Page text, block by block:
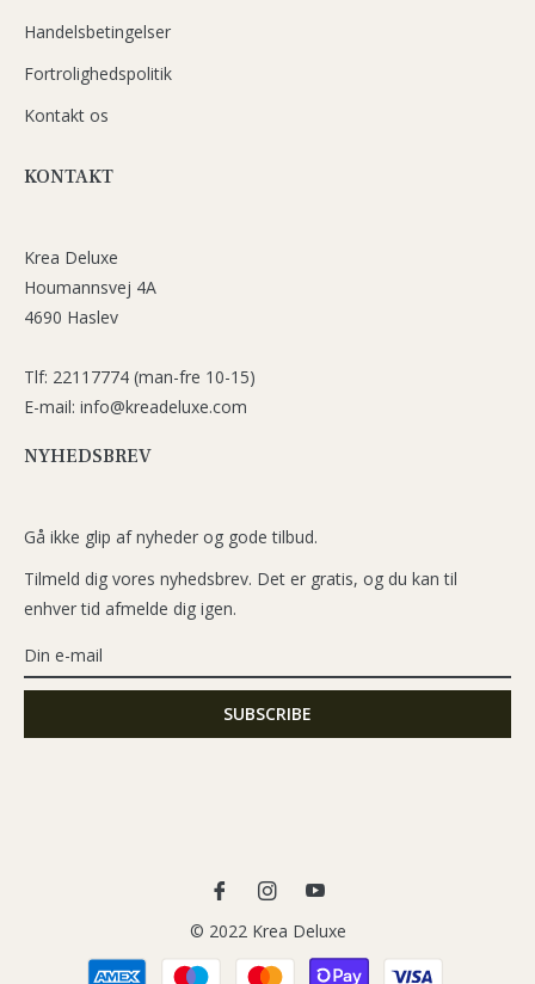
Handelsbetingelser
Fortrolighedspolitik
Kontakt os
KONTAKT
Krea Deluxe
Houmannsvej 4A
4690 Haslev
Tlf: 22117774 (man-fre 10-15)
E-mail: info@kreadeluxe.com
NYHEDSBREV
Gå ikke glip af nyheder og gode tilbud.
Tilmeld dig vores nyhedsbrev. Det er gratis, og du kan til
enhver tid afmelde dig igen.
Ins
You
© 2022 Krea Deluxe